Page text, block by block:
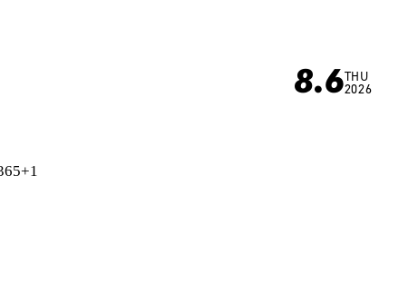
8.6THU
2026